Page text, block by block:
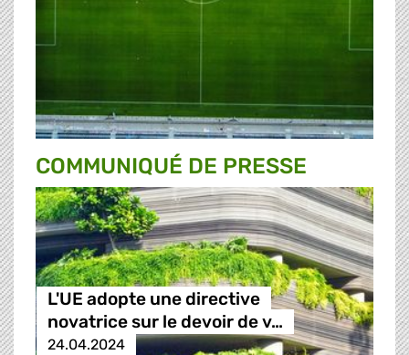
COMMUNIQUÉ DE PRESSE
L'UE adopte une directive
novatrice sur le devoir de v…
24.04.2024